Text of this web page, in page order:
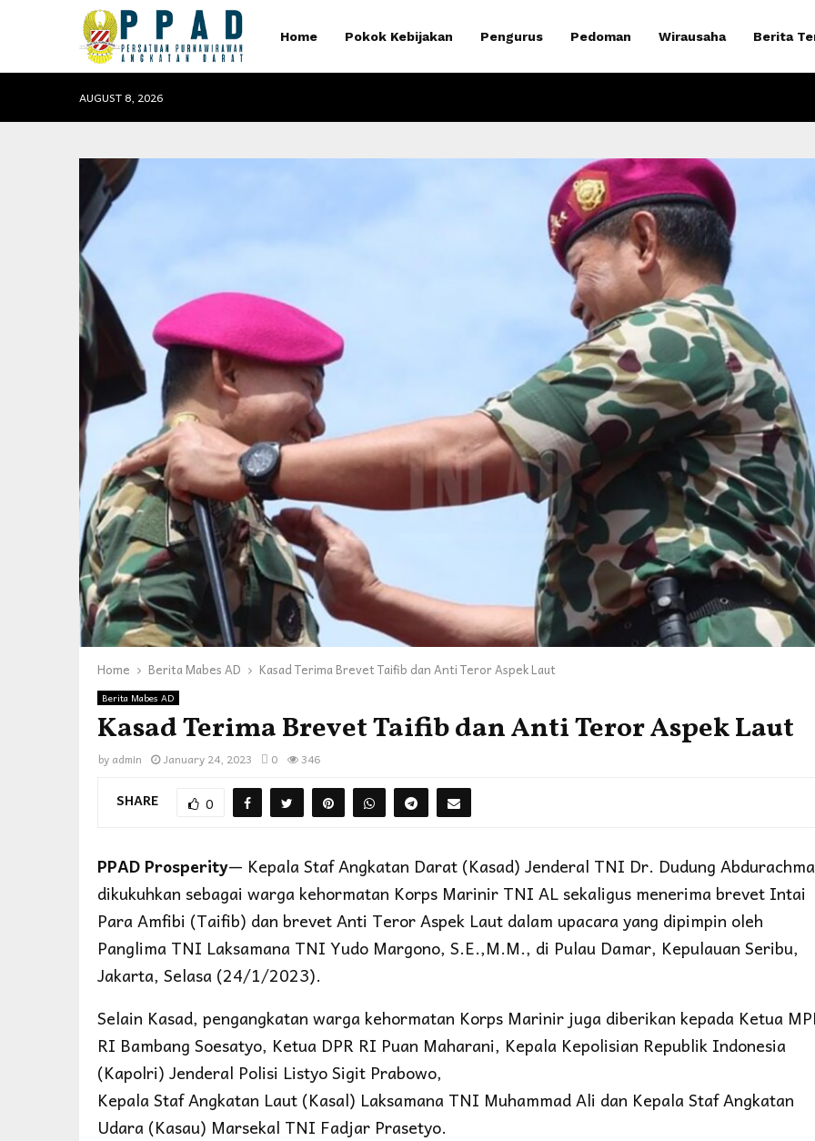
Home Pokok Kebijakan Pengurus Pedoman Wirausaha Berita
AUGUST 8, 2026
Home Berita Mabes AD Kasad Terima Brevet Taifib dan Anti Teror Aspek Laut
Berita Mabes AD
Kasad Terima Brevet Taifib dan Anti Teror Aspek Laut
by admin January 24, 2023 0 346
SHARE 0
PPAD Prosperity— Kepala Staf Angkatan Darat (Kasad) Jenderal TNI Dr. Dudung
dikukuhkan sebagai warga kehormatan Korps Marinir TNI AL sekaligus menerima brevet Intai
Para Amfibi (Taifib) dan brevet Anti Teror Aspek Laut dalam upacara yang dipimpin oleh
Panglima TNI Laksamana TNI Yudo Margono, S.E.,M.M., di Pulau Damar, Kepulauan Seribu,
Jakarta, Selasa (24/1/2023).
Selain Kasad, pengangkatan warga kehormatan Korps Marinir juga diberikan kepada Ketua
RI Bambang Soesatyo, Ketua DPR RI Puan Maharani, Kepala Kepolisian Republik Indonesia
(Kapolri) Jenderal Polisi Listyo Sigit Prabowo,
Kepala Staf Angkatan Laut (Kasal) Laksamana TNI Muhammad Ali dan Kepala Staf Angkatan
Udara (Kasau) Marsekal TNI Fadjar Prasetyo.